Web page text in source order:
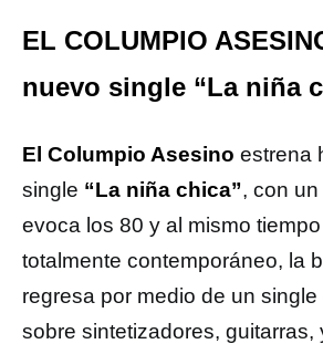
EL COLUMPIO
nuevo single “La niña
El Columpio Asesino estrena
single “La niña chica”, con
evoca los 80 y al mismo
totalmente contemporáneo, la
regresa por medio de un
sobre sintetizadores, guitarras,